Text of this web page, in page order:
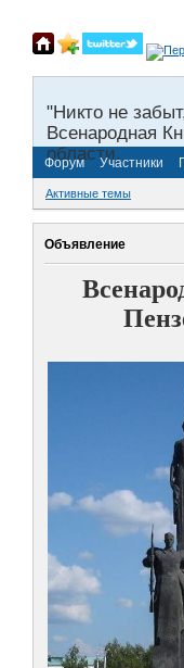
"Никто не
Всенародная
области.
Форум Участники
Активные темы
Объявление